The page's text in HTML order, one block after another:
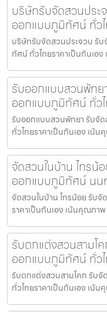
บริษัทรับจัดสวนประ
ออกแบบภูมิทัศน์ ทั่ว
บริษัทรับจัดสวนประจวบ รั
ทัศน์ ทั่วไทยราคาเป็นกันเอ
รับออกแบบสวนพัท
ออกแบบภูมิทัศน์ ทั่ว
รับออกแบบสวนพัทยา รับจั
ทั่วไทยราคาเป็นกันเอง เน้
จัดสวนในบ้าน ไทร
ออกแบบภูมิทัศน์ นน
จัดสวนในบ้าน ไทรน้อย รับ
ราคาเป็นกันเอง เน้นคุณภา
รับตกแต่งสวนสามโ
ออกแบบภูมิทัศน์ ทั่ว
รับตกแต่งสวนสามโคก รับ
ทั่วไทยราคาเป็นกันเอง เน้